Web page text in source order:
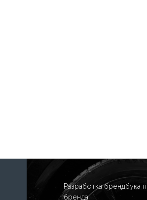
Разработка брендбука
бренда